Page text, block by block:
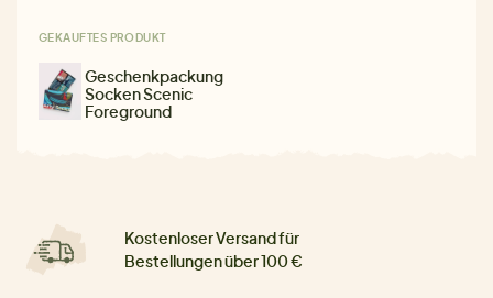
GEKAUFTES PRODUKT
Geschenkpackung
Socken Scenic
Foreground
Kostenloser Versand für
Bestellungen über 100 €